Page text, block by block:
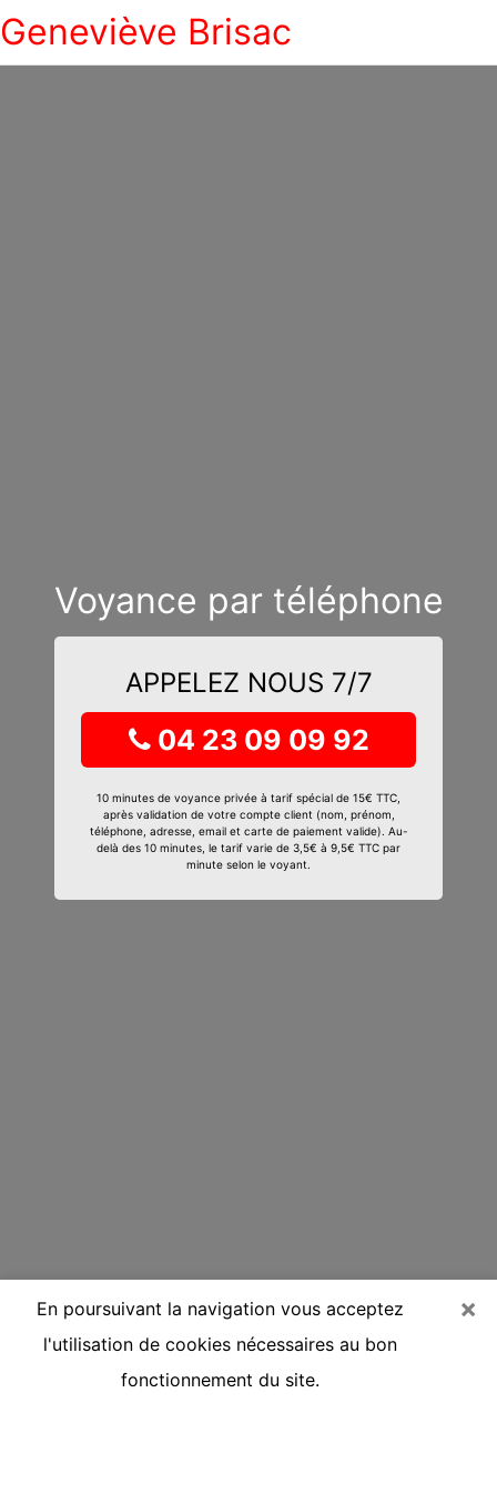
Geneviève Brisac
Voyance par téléphone
APPELEZ NOUS 7/7
04 23 09 09 92
10 minutes de voyance privée à tarif spécial de 15€ TTC,
après validation de votre compte client (nom, prénom,
téléphone, adresse, email et carte de paiement valide). Au-
delà des 10 minutes, le tarif varie de 3,5€ à 9,5€ TTC par
minute selon le voyant.
×
En poursuivant la navigation vous acceptez
l'utilisation de cookies nécessaires au bon
fonctionnement du site.